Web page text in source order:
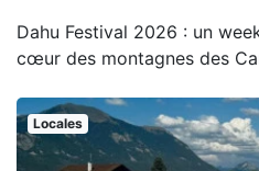
Dahu Festival 2026 : un
cœur des montagnes des
Locales